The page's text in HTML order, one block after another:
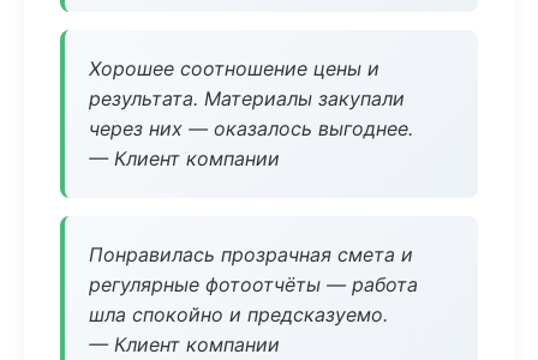
Хорошее соотношение цены и
результата. Материалы закупали
через них — оказалось выгоднее.
— Клиент компании
Понравилась прозрачная смета и
регулярные фотоотчёты — работа
шла спокойно и предсказуемо.
— Клиент компании